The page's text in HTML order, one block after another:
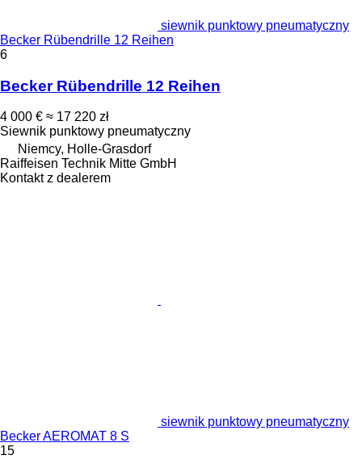
siewnik punktowy pneumatyczny
Becker Rübendrille 12 Reihen
6
Becker Rübendrille 12 Reihen
4 000 € ≈ 17 220 zł
Siewnik punktowy pneumatyczny
Niemcy, Holle-Grasdorf
Raiffeisen Technik Mitte GmbH
Kontakt z dealerem
siewnik punktowy pneumatyczny
Becker AEROMAT 8 S
15